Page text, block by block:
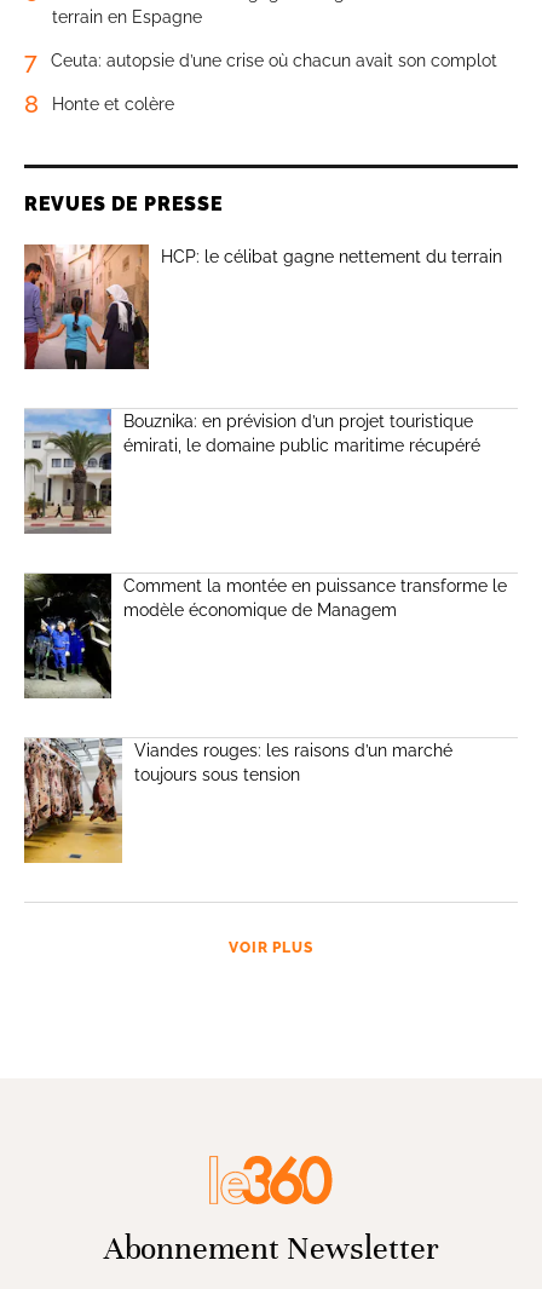
terrain en Espagne
7 Ceuta: autopsie d’une crise où chacun avait son complot
8 Honte et colère
REVUES DE PRESSE
HCP: le célibat gagne nettement du terrain
Bouznika: en prévision d’un projet touristique
émirati, le domaine public maritime récupéré
Comment la montée en puissance transforme le
modèle économique de Managem
Viandes rouges: les raisons d’un marché
toujours sous tension
VOIR PLUS
Abonnement Newsletter